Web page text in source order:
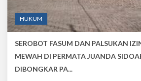
HUKUM
SEROBOT FASUM DAN PALSUKAN
MEWAH DI PERMATA JUANDA
DIBONGKAR PA...